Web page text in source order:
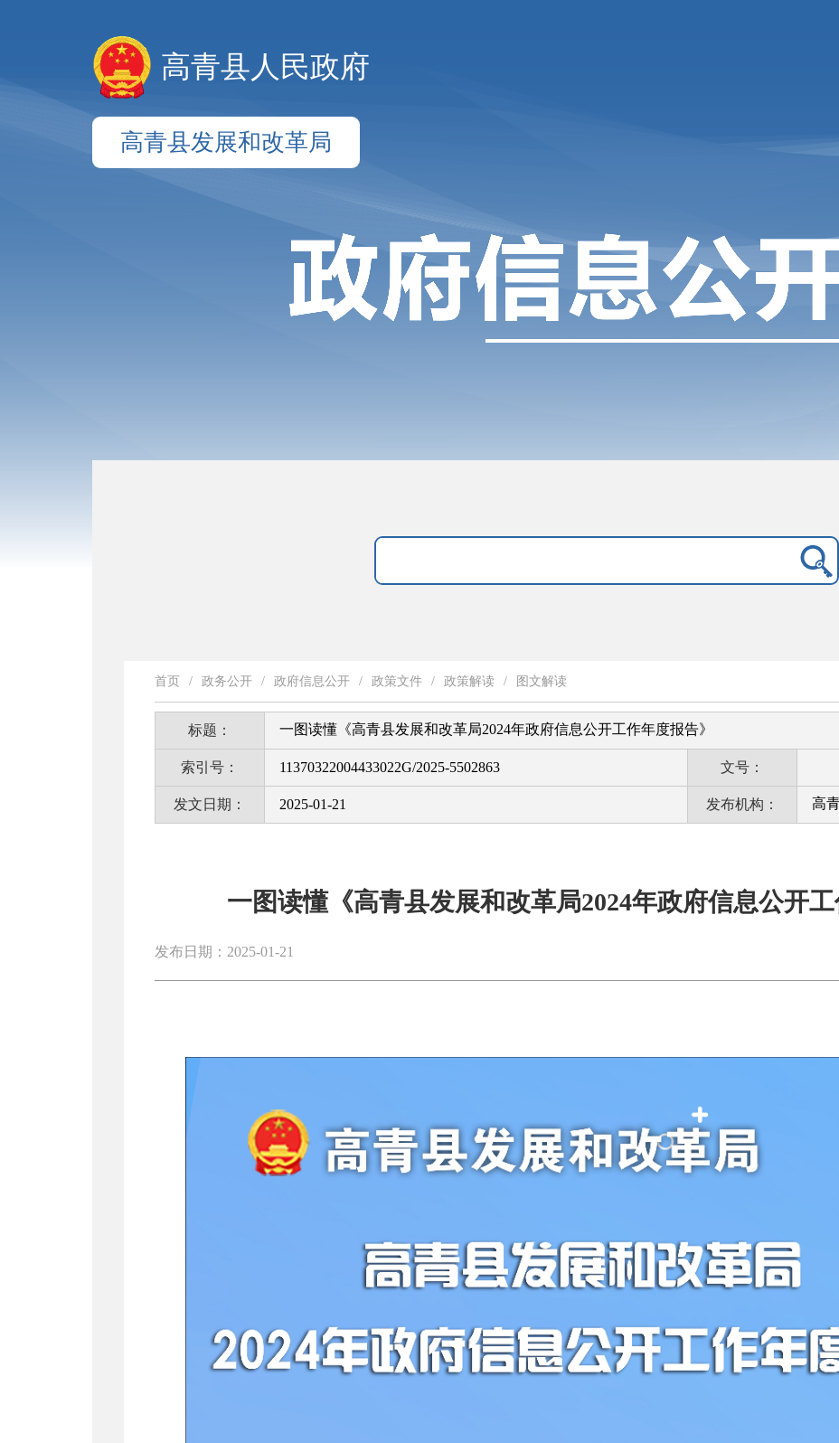
高青县人民政府
高青县发展和改革局
首页 / 政务公开 / 政府信息公开 / 政策文件 / 政策解读 / 图文解读
标题： 一图读懂《高青县发展和改革局2024年政府信息公开工作年度报告》
索引号： 11370322004433022G/2025-5502863 文号：
发文日期： 2025-01-21 发布机构： 高
一图读懂《高青县发展和改革局2024年政府信息公开工
发布日期：2025-01-21